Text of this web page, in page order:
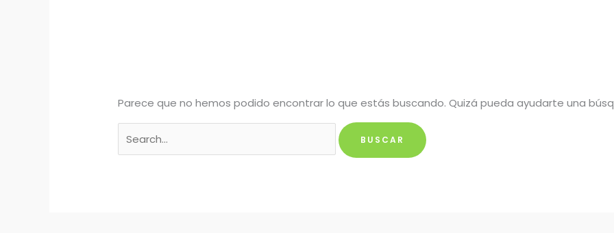
Parece que no hemos podido encontrar lo que estás buscando. Quizá pueda ayudarte una